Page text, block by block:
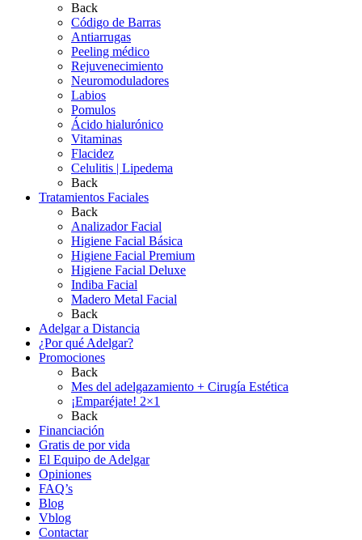
Back
Código de Barras
Antiarrugas
Peeling médico
Rejuvenecimiento
Neuromoduladores
Labios
Pomulos
Ácido hialurónico
Vitaminas
Flacidez
Celulitis | Lipedema
Back
Tratamientos Faciales
Back
Analizador Facial
Higiene Facial Básica
Higiene Facial Premium
Higiene Facial Deluxe
Indiba Facial
Madero Metal Facial
Back
Adelgar a Distancia
¿Por qué Adelgar?
Promociones
Back
Mes del adelgazamiento + Cirugía Estética
¡Emparéjate! 2×1
Back
Financiación
Gratis de por vida
El Equipo de Adelgar
Opiniones
FAQ’s
Blog
Vblog
Contactar